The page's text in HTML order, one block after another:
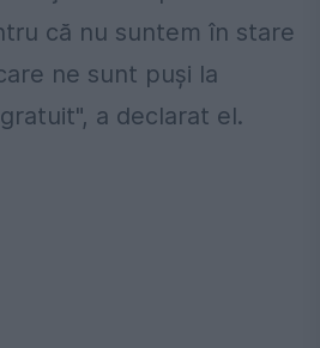
că nu suntem în stare
ne sunt puşi la
a declarat el.